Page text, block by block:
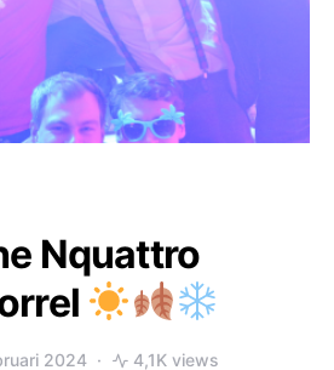
Nquattro
2024 4,1K views